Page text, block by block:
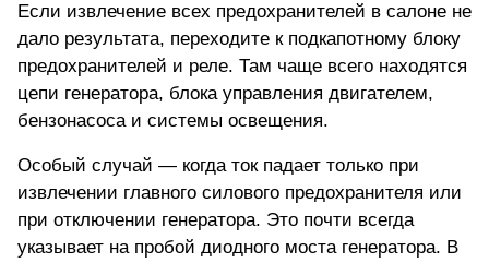
Если извлечение всех предохранителей в салоне не
дало результата, переходите к подкапотному блоку
предохранителей и реле. Там чаще всего находятся
цепи генератора, блока управления двигателем,
бензонасоса и системы освещения.
Особый случай — когда ток падает только при
извлечении главного силового предохранителя или
при отключении генератора. Это почти всегда
указывает на пробой диодного моста генератора. В